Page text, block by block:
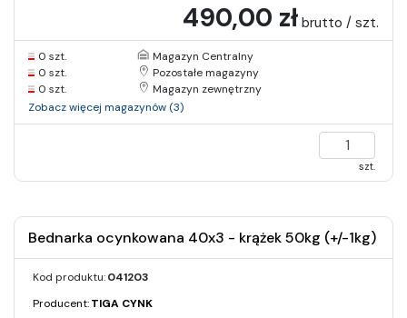
490,00 zł brutto / szt.
0 szt.
Magazyn Centralny
0 szt.
Pozostałe magazyny
0 szt.
Magazyn zewnętrzny
Zobacz więcej magazynów (3)
szt.
Bednarka ocynkowana 40x3 - krążek 50kg (+/-1kg)
Kod produktu:041203
Producent:TIGA CYNK